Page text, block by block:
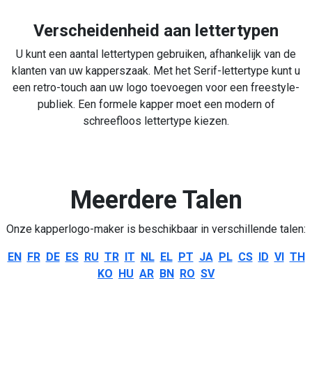
Verscheidenheid aan lettertypen
U kunt een aantal lettertypen gebruiken, afhankelijk van de
klanten van uw kapperszaak. Met het Serif-lettertype kunt u
een retro-touch aan uw logo toevoegen voor een freestyle-
publiek. Een formele kapper moet een modern of
schreefloos lettertype kiezen.
Meerdere Talen
Onze kapperlogo-maker is beschikbaar in verschillende talen:
EN FR DE ES RU TR IT NL EL PT JA PL CS ID VI TH
KO HU AR BN RO SV